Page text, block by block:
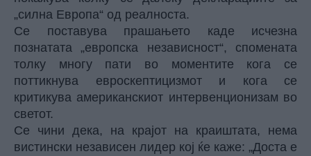
„силна Европа“ од реалноста.
Се поставува прашањето каде исчезна
познатата „европска независност“, спомената
толку многу пати во моментите кога се
поттикнува евроскептицизмот и кога се
критикува американскиот интервенционизам во
светот.
Се чини дека, на крајот на краиштата, нема
вистински независен лидер кој ќе каже: „Доста е